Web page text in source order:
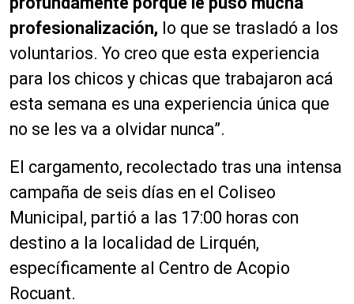
profesionalización, lo que se trasladó a los
voluntarios. Yo creo que esta experiencia
para los chicos y chicas que trabajaron acá
esta semana es una experiencia única que
no se les va a olvidar nunca”.
El cargamento, recolectado tras una intensa
campaña de seis días en el Coliseo
Municipal, partió a las 17:00 horas con
destino a la localidad de Lirquén,
específicamente al Centro de Acopio
Rocuant.